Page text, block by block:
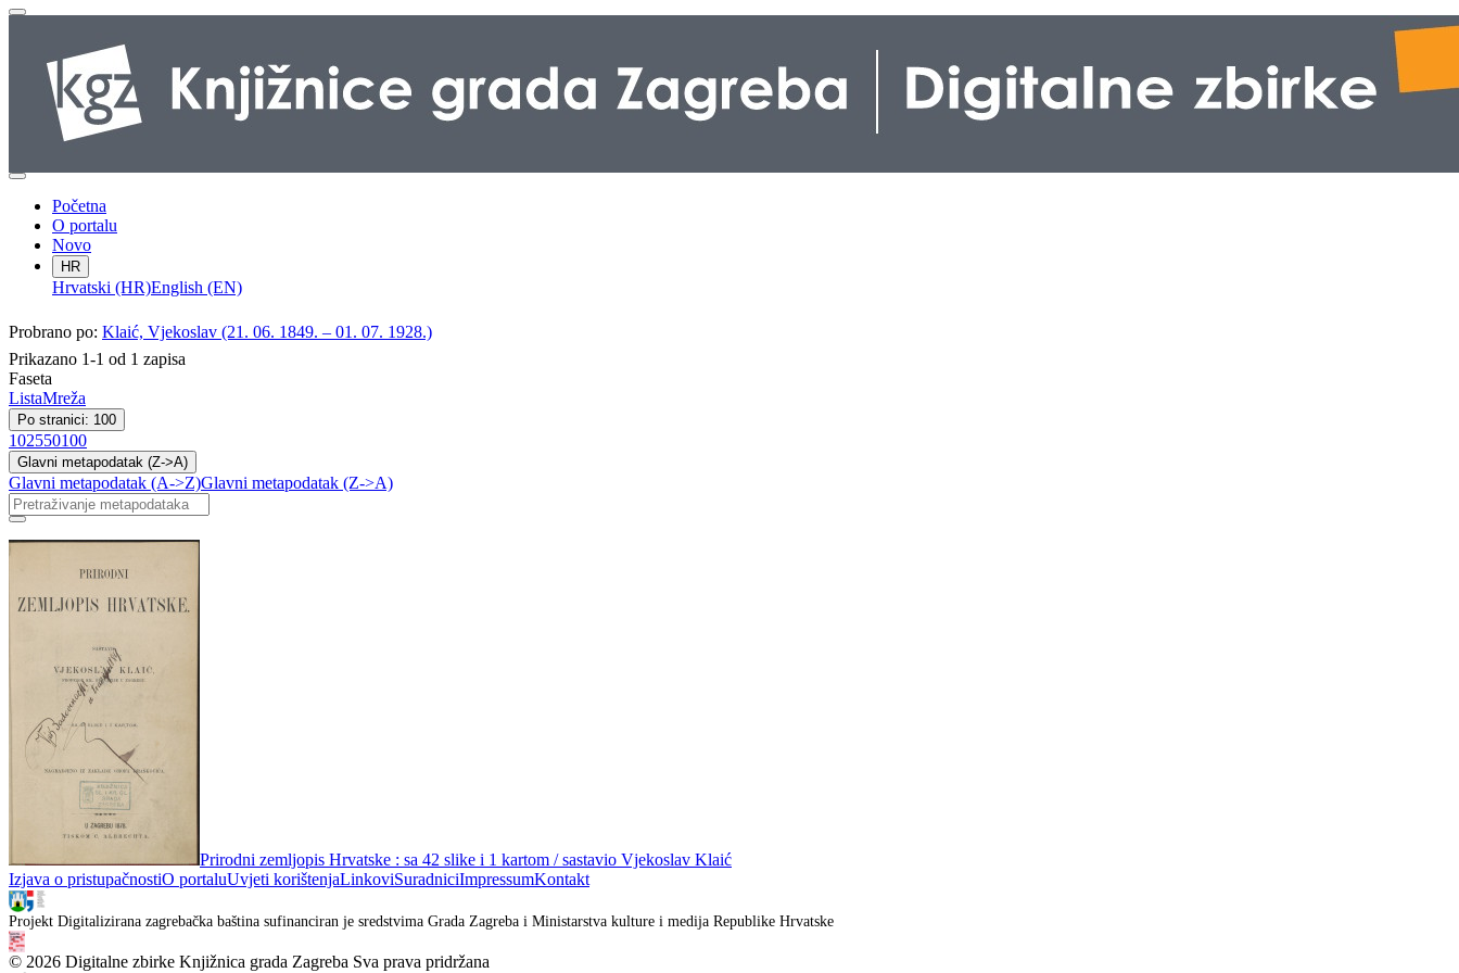
Početna
O portalu
Novo
HR
Hrvatski (HR)English (EN)
Probrano po: Klaić, Vjekoslav (21. 06. 1849. – 01. 07. 1928.)
Prikazano 1-1 od 1 zapisa
Faseta
ListaMreža
Po stranici: 100
102550100
Glavni metapodatak (Z->A)
Glavni metapodatak (A->Z)Glavni metapodatak (Z->A)
Prirodni zemljopis Hrvatske : sa 42 slike i 1 kartom / sastavio Vjekoslav Klaić
Izjava o pristupačnostiO portaluUvjeti korištenjaLinkoviSuradniciImpressumKontakt
Projekt Digitalizirana zagrebačka baština sufinanciran je sredstvima Grada Zagreba i Ministarstva kulture i medija Republike Hrvatske
© 2026 Digitalne zbirke Knjižnica grada Zagreba Sva prava pridržana